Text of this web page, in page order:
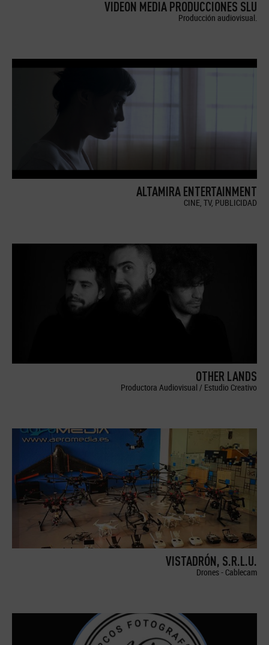
VIDEON MEDIA PRODUCCIONES SLU
Producción audiovisual.
ALTAMIRA ENTERTAINMENT
CINE, TV, PUBLICIDAD
OTHER LANDS
Productora Audiovisual / Estudio Creativo
VISTADRÓN, S.R.L.U.
Drones - Cablecam